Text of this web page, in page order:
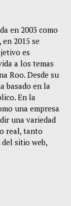
en 2003 como
2015 se
es
a los temas
Roo. Desde su
basado en la
En la
una empresa
una variedad
real, tanto
sitio web,